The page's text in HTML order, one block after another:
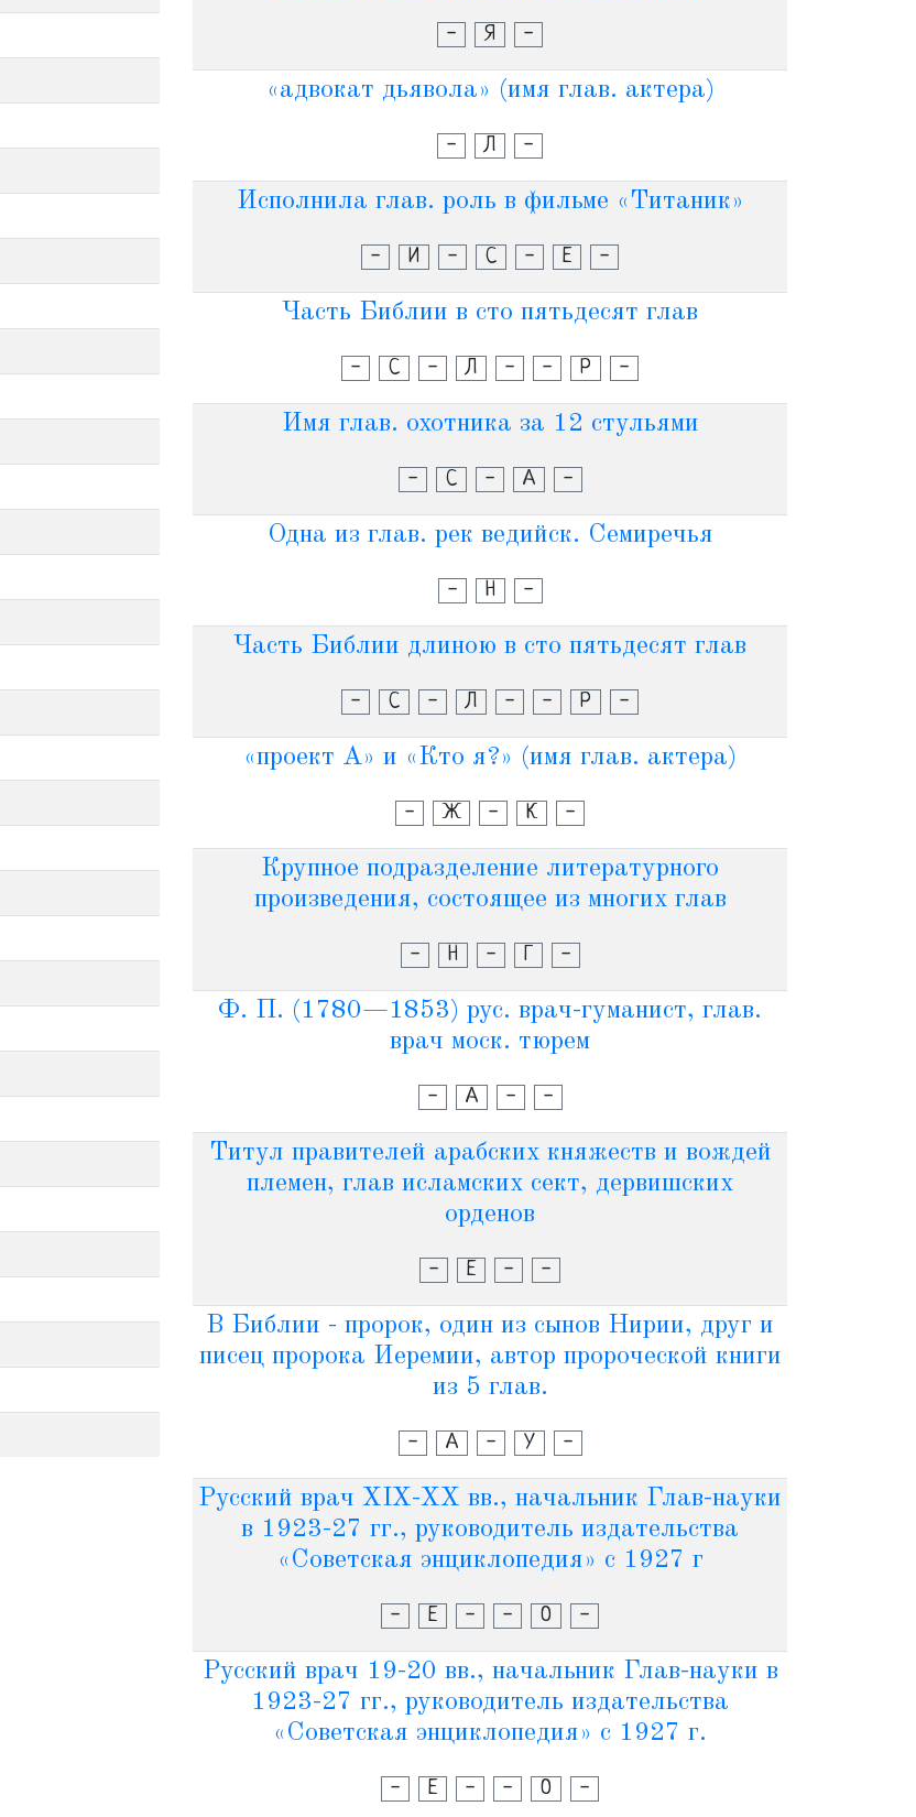
- Я -
«адвокат дьявола» (имя глав. актера)
- Л -
Исполнила глав. роль в фильме «Титаник»
- И - С - Е -
Часть Библии в сто пятьдесят глав
- С - Л - - Р -
Имя глав. охотника за 12 стульями
- С - А -
Одна из глав. рек ведийск. Семиречья
- Н -
Часть Библии длиною в сто пятьдесят глав
- С - Л - - Р -
«проект А» и «Кто я?» (имя глав. актера)
- Ж - К -
Крупное подразделение литературного
произведения, состоящее из многих глав
- Н - Г -
Ф. П. (1780—1853) рус. врач-гуманист, глав.
врач моск. тюрем
- А - -
Титул правителей арабских княжеств и вождей
племен, глав исламских сект, дервишских
орденов
- Е - -
В Библии - пророк, один из сынов Нирии, друг и
писец пророка Иеремии, автор пророческой книги
из 5 глав.
- А - У -
Русский врач XIX-XX вв., начальник Глав-науки
в 1923-27 гг., руководитель издательства
«Советская энциклопедия» с 1927 г
- Е - - О -
Русский врач 19-20 вв., начальник Глав-науки в
1923-27 гг., руководитель издательства
«Советская энциклопедия» с 1927 г.
- Е - - О -